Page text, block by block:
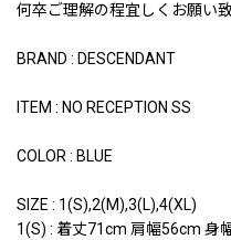
何卒ご理解の程宜しくお願い致
BRAND : DESCENDANT
ITEM : NO RECEPTION SS
COLOR : BLUE
SIZE : 1(S),2(M),3(L),4(XL)
1(S) : 着丈71cm 肩幅56cm 身